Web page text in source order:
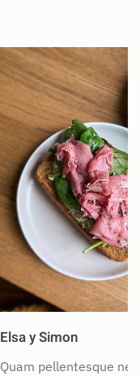
Elsa y Simon
Quam pellentesque